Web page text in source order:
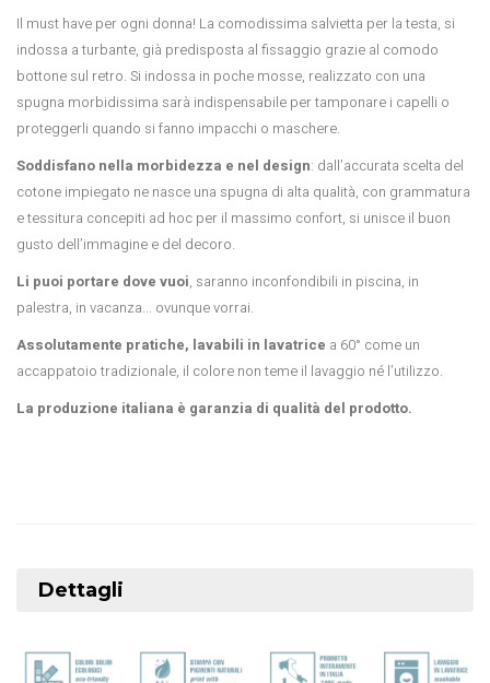
Il must have per ogni donna! La comodissima salvietta per la testa, si
indossa a turbante, già predisposta al fissaggio grazie al comodo
bottone sul retro. Si indossa in poche mosse, realizzato con una
spugna morbidissima sarà indispensabile per tamponare i capelli o
proteggerli quando si fanno impacchi o maschere.
Soddisfano nella morbidezza e nel design: dall’accurata scelta del
cotone impiegato ne nasce una spugna di alta qualità, con grammatura
e tessitura concepiti ad hoc per il massimo confort, si unisce il buon
gusto dell’immagine e del decoro.
Li puoi portare dove vuoi, saranno inconfondibili in piscina, in
palestra, in vacanza... ovunque vorrai.
Assolutamente pratiche, lavabili in lavatrice a 60° come un
accappatoio tradizionale, il colore non teme il lavaggio né l’utilizzo.
La produzione italiana è garanzia di qualità del prodotto.
Dettagli